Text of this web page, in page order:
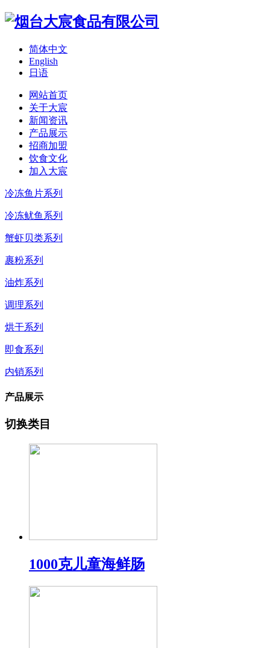
简体中文
English
日语
网站首页
关于大宸
新闻资讯
产品展示
招商加盟
饮食文化
加入大宸
冷冻鱼片系列
冷冻鱿鱼系列
蟹虾贝类系列
裹粉系列
油炸系列
调理系列
烘干系列
即食系列
内销系列
产品展示
切换类目
1000克儿童海鲜肠